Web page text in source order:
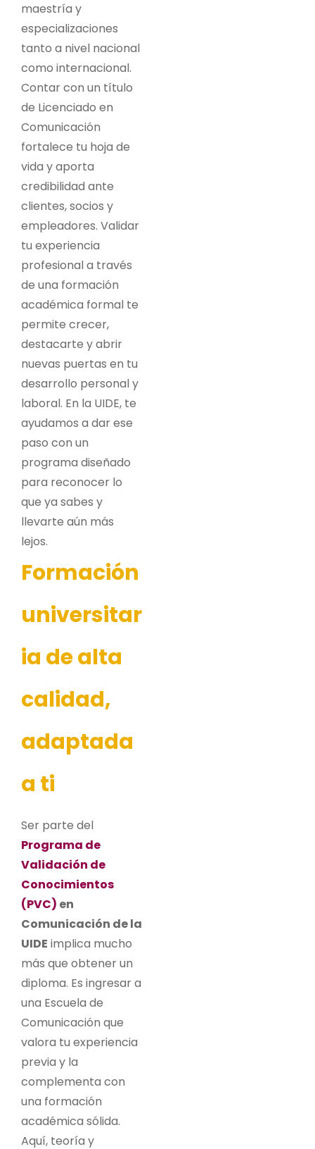
maestría y
especializaciones
tanto a nivel nacional
como internacional.
Contar con un título
de Licenciado en
Comunicación
fortalece tu hoja de
vida y aporta
credibilidad ante
clientes, socios y
empleadores. Validar
tu experiencia
profesional a través
de una formación
académica formal te
permite crecer,
destacarte y abrir
nuevas puertas en tu
desarrollo personal y
laboral. En la UIDE, te
ayudamos a dar ese
paso con un
programa diseñado
para reconocer lo
que ya sabes y
llevarte aún más
lejos.
Formación
universitar
ia de alta
calidad,
adaptada
a ti
Ser parte del
Programa de
Validación de
Conocimientos
(PVC) en
Comunicación de la
UIDE implica mucho
más que obtener un
diploma. Es ingresar a
una Escuela de
Comunicación que
valora tu experiencia
previa y la
complementa con
una formación
académica sólida.
Aquí, teoría y